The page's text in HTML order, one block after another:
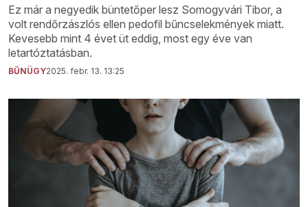
Ez már a negyedik büntetőper lesz Somogyvári Tibor, a
volt rendőrzászlós ellen pedofil bűncselekmények miatt.
Kevesebb mint 4 évet üt eddig, most egy éve van
letartóztatásban.
BŰNÜGY2025. febr. 13. 13:25